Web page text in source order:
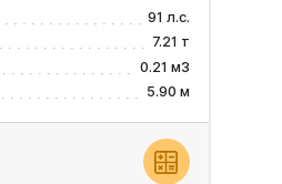
91 л.с.
7.21 т
0.21 м3
5.90 м